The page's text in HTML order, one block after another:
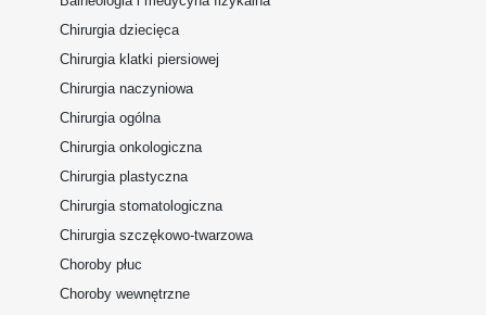
Chirurgia dziecięca
Chirurgia klatki piersiowej
Chirurgia naczyniowa
Chirurgia ogólna
Chirurgia onkologiczna
Chirurgia plastyczna
Chirurgia stomatologiczna
Chirurgia szczękowo-twarzowa
Choroby płuc
Choroby wewnętrzne